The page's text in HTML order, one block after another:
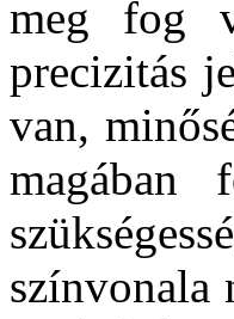
meg fog
precizitás
van,
magában
színvonala